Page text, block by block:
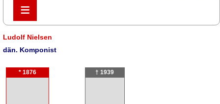
≡
≡
Ludolf Nielsen
dän. Komponist
* 1876 † 1939